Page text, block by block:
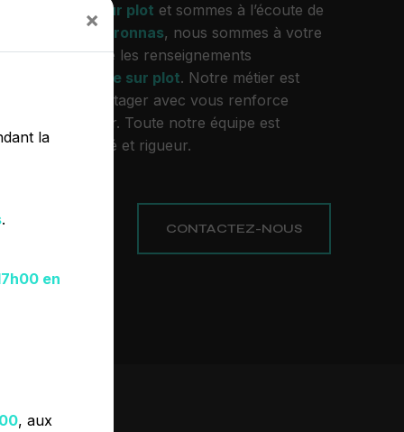
×
la
.
en
, aux
dalle sur plot et sommes à l’écoute de
Péronnas, nous sommes à votre
transmettre les renseignements
dalle sur plot. Notre métier est
et le partager avec vous renforce
désir de réussir. Toute notre équipe est
avec propreté et rigueur.
CONTACTEZ-NOUS